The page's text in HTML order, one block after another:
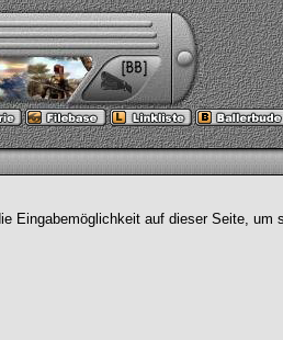
Eingabemöglichkeit auf dieser Seite, um